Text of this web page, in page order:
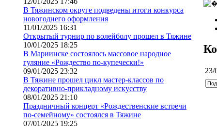
В Тяжинском округе подведены итоги конкурса
новогоднего оформления
11/01/2025 16:31
Открытый турнир по волейболу прошел в Тяжине
10/01/2025 18:25
В Мариинске состоялось массовое народное
гуляние «Рождество по-купечески!»
09/01/2025 23:32
В Тяжине прошел цикл мастер-классов по
декоративно-прикладному искусству
08/01/2025 21:10
Праздничный концерт «Рождественские встречи
по-семейному» состоялся в Тяжине
07/01/2025 19:25
23/